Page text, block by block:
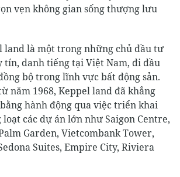
vẹn không gian sống thượng lưu
land là một trong những chủ đầu tư
tín, danh tiếng tại Việt Nam, đi đầu
bộ trong lĩnh vực bất động sản.
năm 1968, Keppel land đã khẳng
hành động qua việc triển khai
các dự án lớn như Saigon Centre,
Garden, Vietcombank Tower,
Suites, Empire City, Riviera